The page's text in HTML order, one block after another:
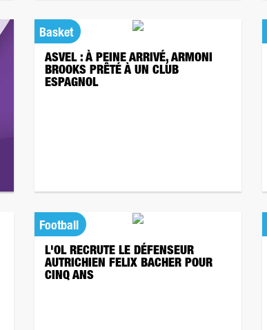
Basket
ASVEL : À PEINE ARRIVÉ, ARMONI
BROOKS PRÊTÉ À UN CLUB
ESPAGNOL
Football
L'OL RECRUTE LE DÉFENSEUR
AUTRICHIEN FELIX BACHER POUR
CINQ ANS